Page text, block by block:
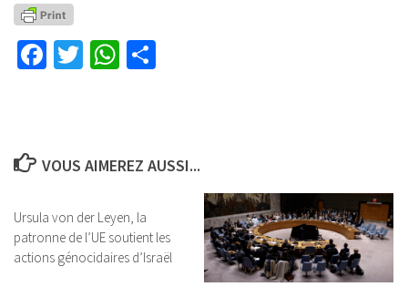
Facebook
TwitterWhatsApp
VOUS AIMEREZ AUSSI...
Ursula von der Leyen, la
patronne de l’UE soutient les
actions génocidaires d’Israël